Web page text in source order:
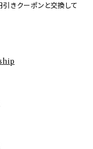
きクーポンと交換して